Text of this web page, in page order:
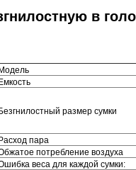
в
Модель
Емкость
Безгнилостный размер сумки
Расход пара
потребление воздуха
веса для каждой сумки: